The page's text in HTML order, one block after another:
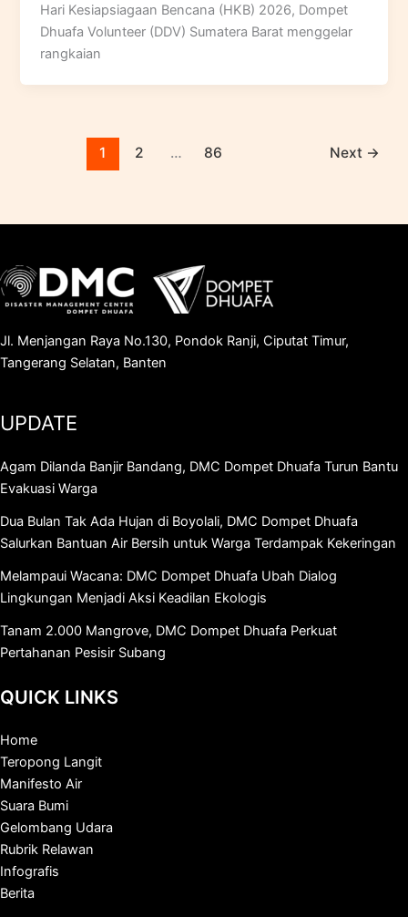
Hari Kesiapsiagaan Bencana (HKB) 2026, Dompet
Dhuafa Volunteer (DDV) Sumatera Barat menggelar
rangkaian
1 2 … 86 Next →
Jl. Menjangan Raya No.130, Pondok Ranji, Ciputat Timur,
Tangerang Selatan, Banten
UPDATE
Agam Dilanda Banjir Bandang, DMC Dompet Dhuafa Turun Bantu
Evakuasi Warga
Dua Bulan Tak Ada Hujan di Boyolali, DMC Dompet Dhuafa
Salurkan Bantuan Air Bersih untuk Warga Terdampak Kekeringan
Melampaui Wacana: DMC Dompet Dhuafa Ubah Dialog
Lingkungan Menjadi Aksi Keadilan Ekologis
Tanam 2.000 Mangrove, DMC Dompet Dhuafa Perkuat
Pertahanan Pesisir Subang
QUICK LINKS
Home
Teropong Langit
Manifesto Air
Suara Bumi
Gelombang Udara
Rubrik Relawan
Infografis
Berita